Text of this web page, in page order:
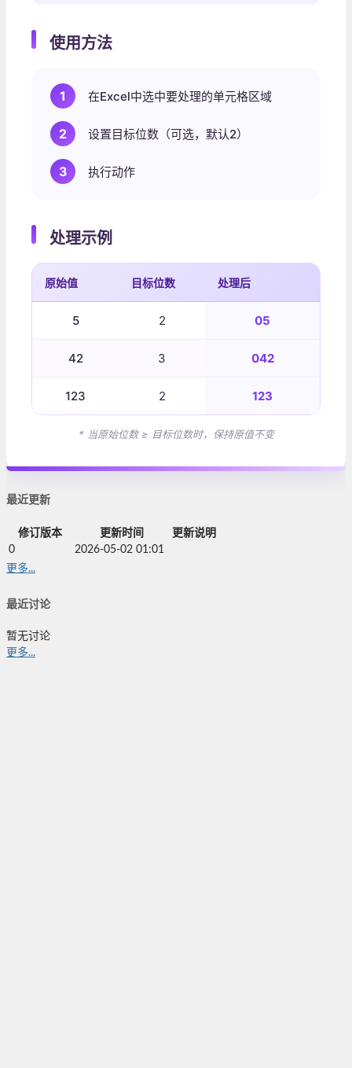
使用方法
1 在Excel中选中要处理的单元格区域
2 设置目标位数（可选，默认2）
3 执行动作
处理示例
原始值 目标位数 处理后
5 2 05
42 3 042
123 2 123
* 当原始位数 ≥ 目标位数时，保持原值不变
最近更新
修订版本 更新时间
更新说明
0
2026-05-02 01:01
更多...
最近讨论
暂无讨论
更多...